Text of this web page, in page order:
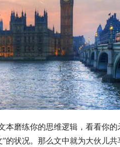
本磨练你的思维逻辑，看看你
的状况。那么文中就为大伙儿